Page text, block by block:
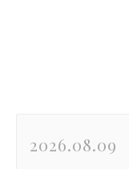
2026.08.09